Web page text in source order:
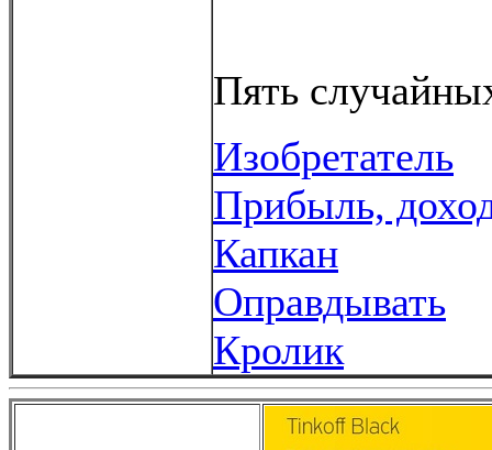
Пять
Изобретатель
Прибыль,
Капкан
Оправдывать
Кролик